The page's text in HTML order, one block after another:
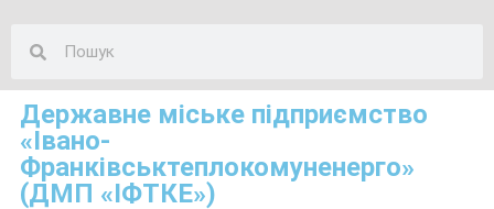
Державне міське підприємство
«Івано-
Франківськтеплокомуненерго»
(ДМП «ІФТКЕ»)